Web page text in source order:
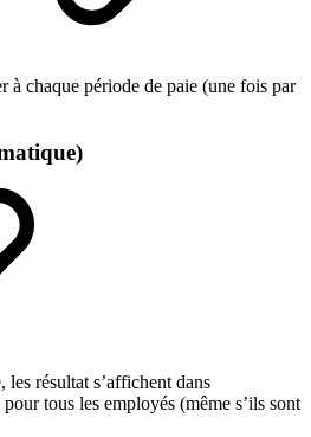
à chaque période de paie (une fois par
résultat s’affichent dans
tous les employés (même s’ils sont